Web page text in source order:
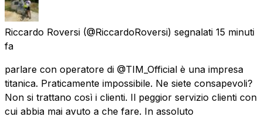
Riccardo Roversi (@RiccardoRoversi) segnalati 15 minuti
fa
parlare con operatore di @TIM_Official è una impresa
titanica. Praticamente impossibile. Ne siete consapevoli?
Non si trattano così i clienti. Il peggior servizio clienti con
cui abbia mai avuto a che fare. In assoluto